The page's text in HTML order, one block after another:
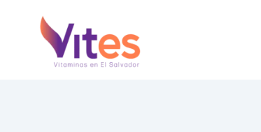
Contenido